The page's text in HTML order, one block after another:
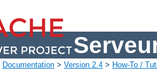
Documentation > Version 2.4 > How-To /